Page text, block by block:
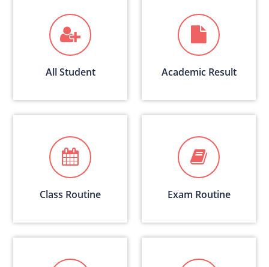
All Student Academic Result
Class Routine Exam Routine